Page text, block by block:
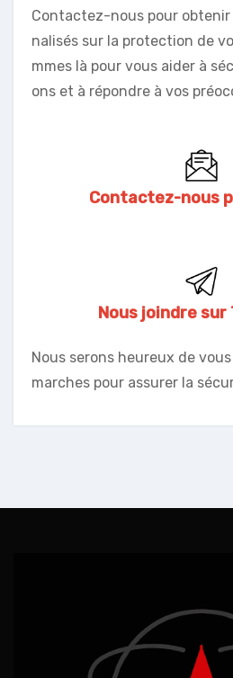
Contactez-nous pour obtenir
nalisés sur la protection de
mmes là pour vous aider à
ons et à répondre à vos
Contactez-nous
Nous joindre sur
Nous serons heureux de
marches pour assurer la